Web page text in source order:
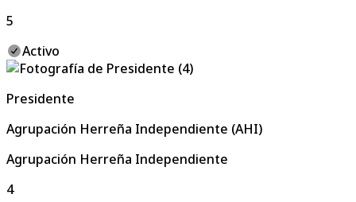
5
Activo
Presidente
Agrupación Herreña Independiente (AHI)
Agrupación Herreña Independiente
4